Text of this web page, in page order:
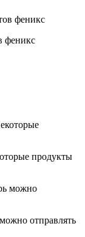
феникс
продукты
отправлять